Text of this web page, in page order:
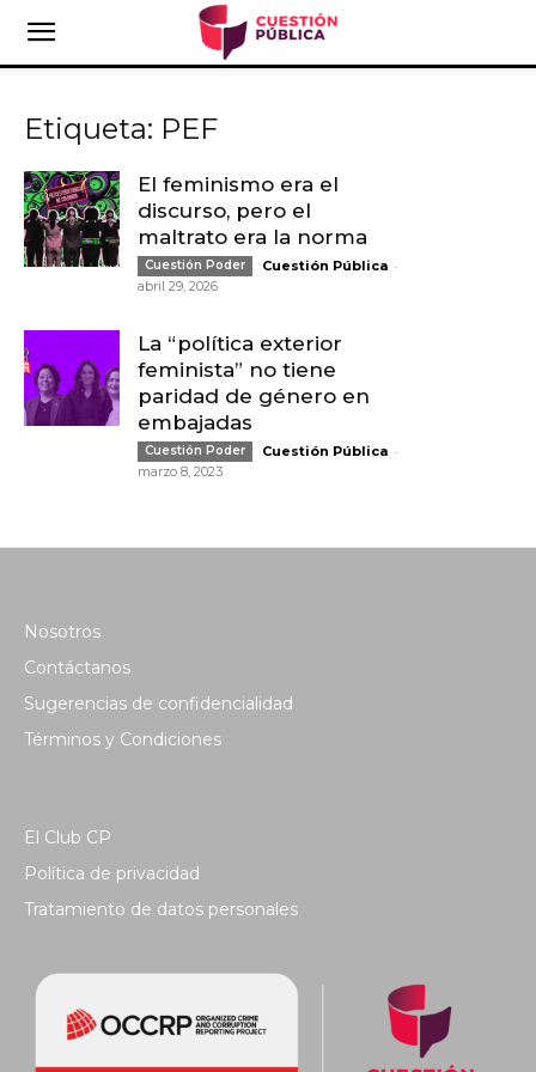
Etiqueta: PEF
El feminismo era el
discurso, pero el
maltrato era la norma
Cuestión Poder Cuestión Pública -
abril 29, 2026
La “política exterior
feminista” no tiene
paridad de género en
embajadas
Cuestión Poder Cuestión Pública -
marzo 8, 2023
Nosotros
Contáctanos
Sugerencias de confidencialidad
Términos y Condiciones
El Club CP
Política de privacidad
Tratamiento de datos personales